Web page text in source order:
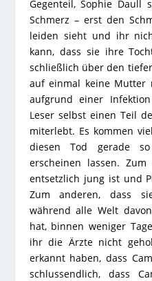
Gegenteil, Sophie
Schmerz – erst den
leiden sieht und ihr
kann, dass sie ihre
schließlich über den
auf einmal keine Mutter
aufgrund einer
Leser selbst einen Teil
miterlebt. Es kommen
diesen Tod gerade
erscheinen lassen.
entsetzlich jung ist und
Zum anderen, dass
während alle Welt
hat, binnen weniger
ihr die Ärzte nicht
erkannt haben, dass
schlussendlich, dass